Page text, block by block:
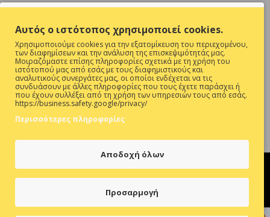
Θες να είσαι ενήμερος για όλες τις προσφορές ;
Εγγραφή
Συμπληρώστε την επαλήθευση captcha παρακάτω
Έχω Διαβάσει Και Αποδέχομαι Τους
Hosted & Supported byThink Open
Αυτός ο ιστότοπος χρησιμοποιεί cookies.
Χρησιμοποιούμε cookies για την εξατομίκευση του περιεχομένου,
των διαφημίσεων και την ανάλυση της επισκεψιμότητάς μας.
Μοιραζόμαστε επίσης πληροφορίες σχετικά με τη χρήση του
ιστότοπού μας από εσάς με τους διαφημιστικούς και
αναλυτικούς συνεργάτες μας, οι οποίοι ενδέχεται να τις
συνδυάσουν με άλλες πληροφορίες που τους έχετε παράσχει ή
που έχουν συλλέξει από τη χρήση των υπηρεσιών τους από εσάς.
https://business.safety.google/privacy/
Περισσότερες πληροφορίες
Αποδοχή όλων
Προσαρμογή